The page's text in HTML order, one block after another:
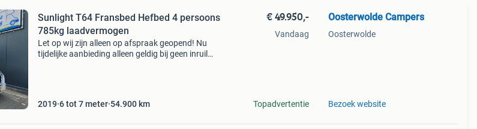
Sunlight T64 Fransbed Hefbed 4 persoons
785kg laadvermogen
Let op wij zijn alleen op afspraak geopend! Nu
tijdelijke aanbieding alleen geldig bij geen inruil
2019 6 tot 7 meter 54.900 km
€ 49.950,-
Vandaag
Topadvertentie
Oosterwolde Campers
Oosterwolde
Bezoek website